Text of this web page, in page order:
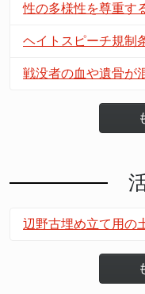
性の多様性を尊重す
ヘイトスピーチ規制
戦没者の血や遺骨が
辺野古埋め立て用